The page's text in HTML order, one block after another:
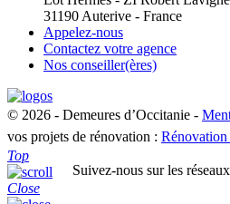
31190 Auterive - France
Appelez-nous
Contactez votre agence
Nos conseiller(ères)
© 2026 - Demeures d’Occitanie -
vos projets de rénovation :
Suivez-nous sur les
Top
Close